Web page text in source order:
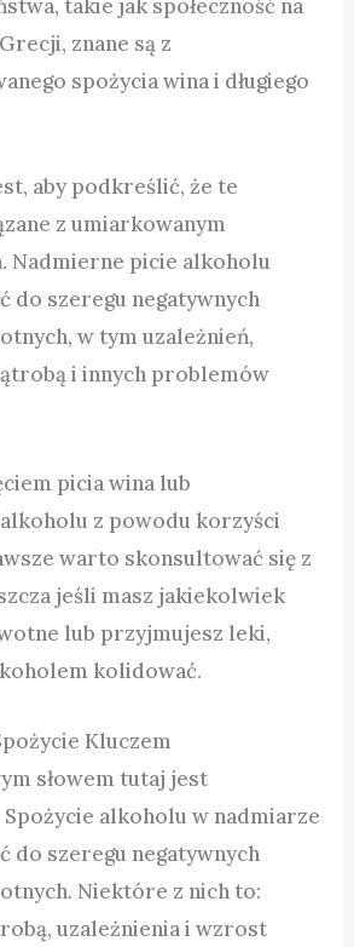
takie jak społeczność na
znane są z
spożycia wina i długiego
aby podkreślić, że te
z umiarkowanym
Nadmierne picie alkoholu
do szeregu negatywnych
w tym uzależnień,
i innych problemów
picia wina lub
z powodu korzyści
warto skonsultować się z
jeśli masz jakiekolwiek
lub przyjmujesz leki,
kolidować.
Kluczem
słowem tutaj jest
Spożycie alkoholu w nadmiarze
do szeregu negatywnych
Niektóre z nich to:
uzależnienia i wzrost